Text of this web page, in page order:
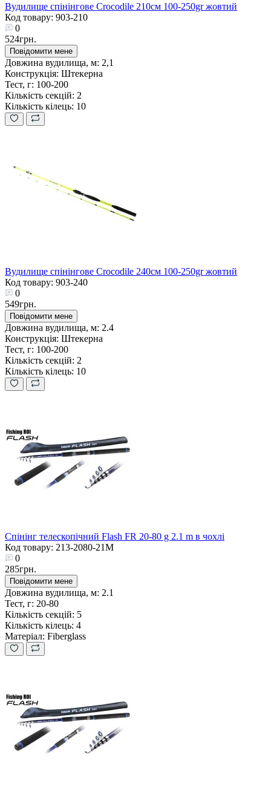
Вудилище спінінгове Crocodile 210см 100-250gr жовтий
Код товару: 903-210
0
524грн.
Повідомити мене
Довжина вудилища, м: 2,1
Конструкція: Штекерна
Тест, г: 100-200
Кількість секцій: 2
Кількість кілець: 10
Вудилище спінінгове Crocodile 240см 100-250gr жовтий
Код товару: 903-240
0
549грн.
Повідомити мене
Довжина вудилища, м: 2.4
Конструкція: Штекерна
Тест, г: 100-200
Кількість секцій: 2
Кількість кілець: 10
Спінінг телескопічний Flash FR 20-80 g 2.1 m в чохлі
Код товару: 213-2080-21М
0
285грн.
Повідомити мене
Довжина вудилища, м: 2.1
Тест, г: 20-80
Кількість секцій: 5
Кількість кілець: 4
Матеріал: Fiberglass